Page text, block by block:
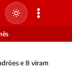
e 8 viram